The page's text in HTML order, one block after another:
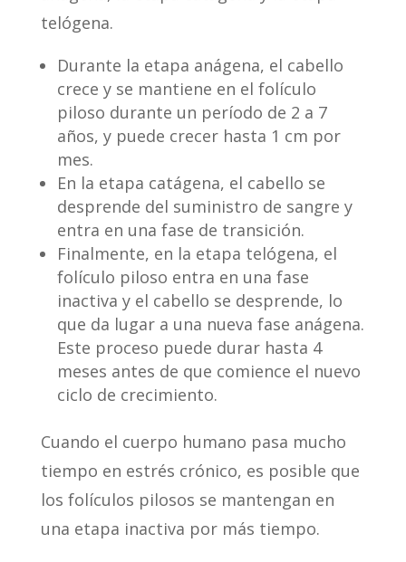
telógena.
Durante la etapa anágena, el cabello
crece y se mantiene en el folículo
piloso durante un período de 2 a 7
años, y puede crecer hasta 1 cm por
mes.
En la etapa catágena, el cabello se
desprende del suministro de sangre y
entra en una fase de transición.
Finalmente, en la etapa telógena, el
folículo piloso entra en una fase
inactiva y el cabello se desprende, lo
que da lugar a una nueva fase anágena.
Este proceso puede durar hasta 4
meses antes de que comience el nuevo
ciclo de crecimiento.
Cuando el cuerpo humano pasa mucho
tiempo en estrés crónico, es posible que
los folículos pilosos se mantengan en
una etapa inactiva por más tiempo.